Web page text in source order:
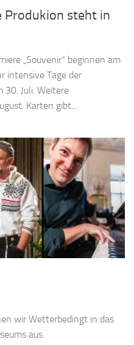
Produkion steht in
„Souvenir“ beginnen am
intensive Tage der
30. Juli. Weitere
Karten gibt...
wir Wetterbedingt in das
aus.